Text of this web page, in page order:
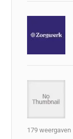
179 weergaven